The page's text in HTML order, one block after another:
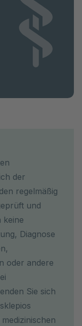
der
regelmäßig
und
keine
Diagnose
oder andere
Sie sich